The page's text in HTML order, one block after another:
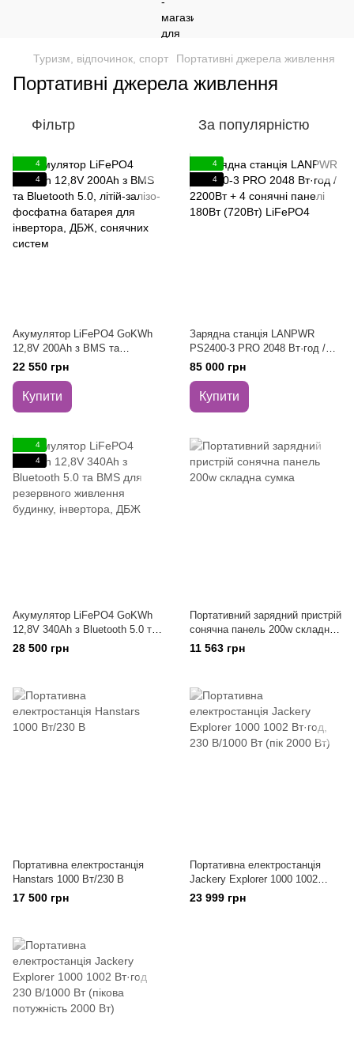
Туризм, відпочинок, спорт Портативні джерела живлення
Портативні джерела живлення
Фільтр За популярністю
4
4
Акумулятор LiFePO4 GoKWh
12,8V 200Ah з BMS та
Bluetooth 5.0, літій-залізо-
фосфатна батарея для
інвертора, ДБЖ, сонячних
систем
22 550 грн
Купити
4
4
Зарядна станція LANPWR
PS2400-3 PRO 2048 Вт·год /
2200Вт + 4 сонячні панелі
180Вт (720Вт) LiFePO4
85 000 грн
Купити
4
4
Акумулятор LiFePO4 GoKWh
12,8V 340Ah з Bluetooth 5.0 та
BMS для резервного живлення
будинку, інвертора, ДБЖ
28 500 грн
Портативний зарядний пристрій
сонячна панель 200w складна
сумка
11 563 грн
Портативна електростанція
Hanstars 1000 Вт/230 В
17 500 грн
Портативна електростанція
Jackery Explorer 1000 1002
Вт·год, 230 В/1000 Вт (пік 2000
23 999 грн